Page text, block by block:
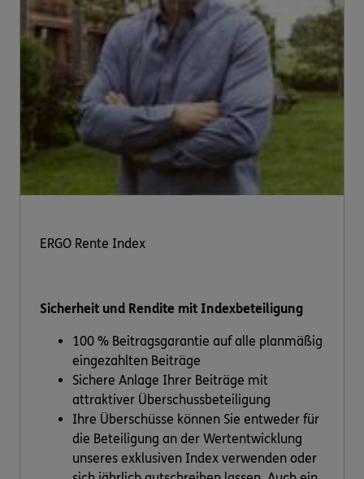
ERGO Rente Index
Sicherheit und Rendite mit Indexbeteiligung
100 % Beitragsgarantie auf alle planmäßig
eingezahlten Beiträge
Sichere Anlage Ihrer Beiträge mit
attraktiver Überschussbeteiligung
Ihre Überschüsse können Sie entweder für
die Beteiligung an der Wertentwicklung
unseres exklusiven Index verwenden oder